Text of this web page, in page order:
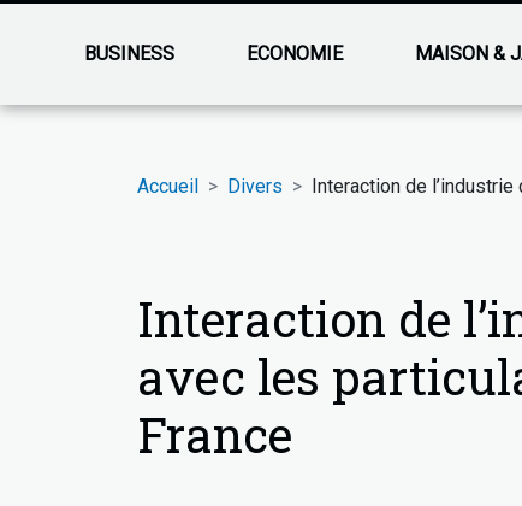
BUSINESS ECONOMIE MAISON &
Accueil Divers Interaction de
Interaction de
avec les
France